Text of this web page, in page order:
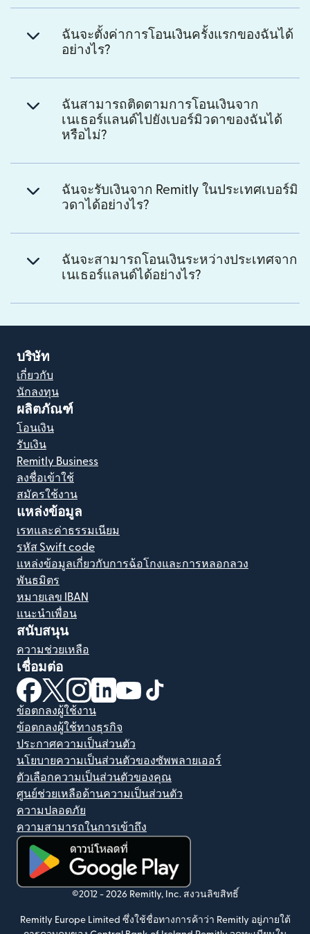
ฉันจะตั้งค่าการโอนเงินครั้งแรกของฉันได้
อย่างไร?
ฉันสามารถติดตามการโอนเงินจาก
เนเธอร์แลนด์ไปยังเบอร์มิวดาของฉันได้
หรือไม่?
ฉันจะรับเงินจาก Remitly ในประเทศเบอร์มิ
วดาได้อย่างไร?
ฉันจะสามารถโอนเงินระหว่างประเทศจาก
เนเธอร์แลนด์ได้อย่างไร?
บริษัท
เกี่ยวกับ
นักลงทุน
ผลิตภัณฑ์
โอนเงิน
รับเงิน
Remitly Business
ลงชื่อเข้าใช้
สมัครใช้งาน
แหล่งข้อมูล
เรทและค่าธรรมเนียม
รหัส Swift code
แหล่งข้อมูลเกี่ยวกับการฉ้อโกงและการหลอกลวง
พันธมิตร
หมายเลข IBAN
แนะนำเพื่อน
สนับสนุน
ความช่วยเหลือ
เชื่อมต่อ
(เปิดในหน้าต่างใหม่)
(เปิดในหน้าต่างใหม่)
(เปิดในหน้าต่างใหม่)
(เปิดในหน้าต่างใหม่)
(เปิดในหน้าต่างใหม่)
ข้อตกลงผู้ใช้งาน
ข้อตกลงผู้ใช้ทางธุรกิจ
ประกาศความเป็นส่วนตัว
นโยบายความเป็นส่วนตัวของซัพพลายเออร์
ตัวเลือกความเป็นส่วนตัวของคุณ
ศูนย์ช่วยเหลือด้านความเป็นส่วนตัว
ความปลอดภัย
ความสามารถในการเข้าถึง
(เปิดในหน้าต่างใหม่)
©2012 - 2026 Remitly, Inc. สงวนลิขสิทธิ์
Remitly Europe Limited ซึ่งใช้ชื่อทางการค้าว่า Remitly อยู่ภายใต้